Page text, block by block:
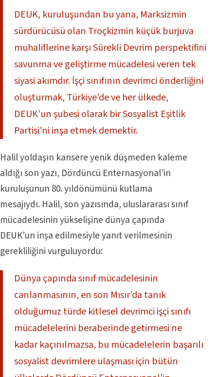
DEUK, kuruluşundan bu yana, Marksizmin
sürdürücüsü olan Troçkizmin küçük burjuva
muhaliflerine karşı Sürekli Devrim perspektifini
savunma ve geliştirme mücadelesi veren tek
siyasi akımdır. İşçi sınıfının devrimci önderliğini
oluşturmak, Türkiye’de ve her ülkede,
DEUK’un şubesi olarak bir Sosyalist Eşitlik
Partisi’ni inşa etmek demektir.
Halil yoldaşın kansere yenik düşmeden kaleme
aldığı son yazı, Dördüncü Enternasyonal’in
kuruluşunun 80. yıldönümünü kutlama
mesajıydı. Halil, son yazısında, uluslararası sınıf
mücadelesinin yükselişine dünya çapında
DEUK’un inşa edilmesiyle yanıt verilmesinin
gerekliliğini vurguluyordu:
Dünya çapında sınıf mücadelesinin
canlanmasının, en son Mısır’da tanık
olduğumuz türde kitlesel devrimci işçi sınıfı
mücadelelerini beraberinde getirmesi ne
kadar kaçınılmazsa, bu mücadelelerin başarılı
sosyalist devrimlere ulaşması için bütün